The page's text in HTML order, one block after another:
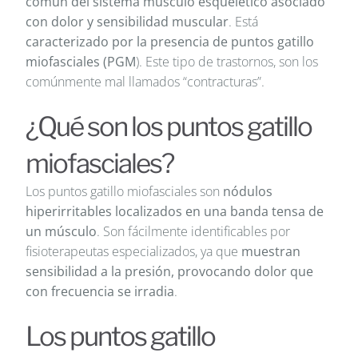
con dolor y sensibilidad muscular. Está
caracterizado por la presencia de puntos gatillo
miofasciales (PGM). Este tipo de trastornos, son los
comúnmente mal llamados “contracturas”.
¿Qué son los puntos gatillo
miofasciales?
Los puntos gatillo miofasciales son nódulos
hiperirritables localizados en una banda tensa de
un músculo. Son fácilmente identificables por
fisioterapeutas especializados, ya que muestran
sensibilidad a la presión, provocando dolor que
con frecuencia se irradia.
Los puntos gatillo